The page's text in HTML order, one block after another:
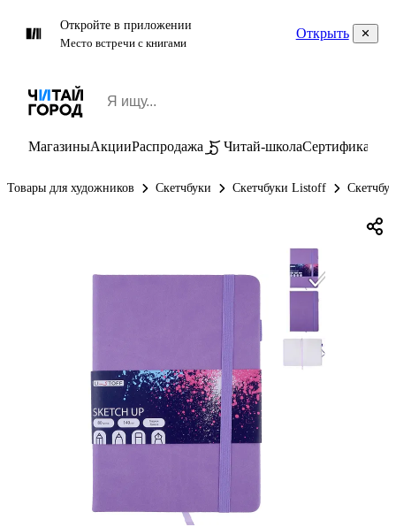
Откройте в приложении
Место встречи с книгами
Открыть
МагазиныАкцииРаспродажа Читай-школаСертификаты
Товары для художников Скетчбуки Скетчбуки Listoff